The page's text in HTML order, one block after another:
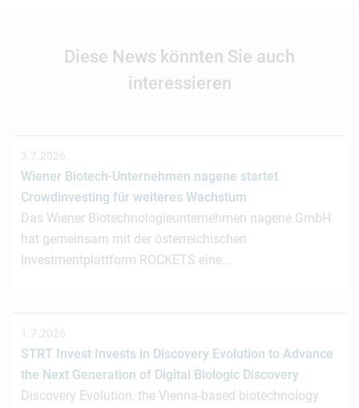
Diese News könnten Sie auch
interessieren
3.7.2026
Wiener Biotech-Unternehmen nagene startet
Crowdinvesting für weiteres Wachstum
Das Wiener Biotechnologieunternehmen nagene GmbH
hat gemeinsam mit der österreichischen
Investmentplattform ROCKETS eine…
1.7.2026
STRT Invest Invests in Discovery Evolution to Advance
the Next Generation of Digital Biologic Discovery
Discovery Evolution, the Vienna-based biotechnology